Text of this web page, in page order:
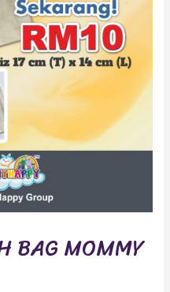
BAG MOMMY